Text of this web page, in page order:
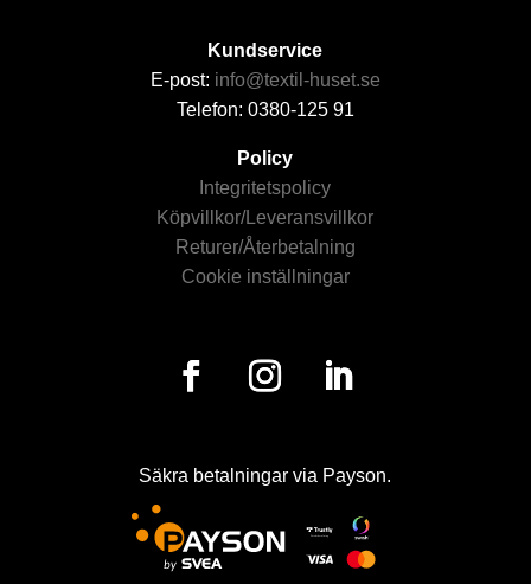
Kundservice
E-post: info@textil-huset.se
Telefon: 0380-125 91
Policy
Integritetspolicy
Köpvillkor/Leveransvillkor
Returer/Återbetalning
Cookie inställningar
Säkra betalningar via Payson.